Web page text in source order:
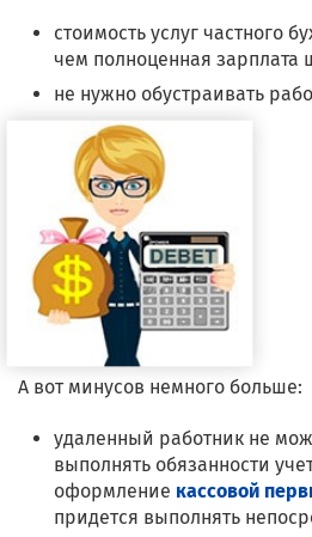
стоимость услуг частного
чем полноценная зарплата
не нужно обустраивать
А вот минусов немного больше:
удаленный работник не
выполнять обязанности
оформление кассовой
придется выполнять